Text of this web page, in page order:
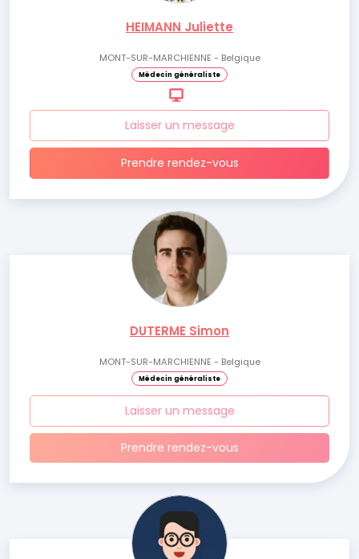
HEIMANN Juliette
MONT-SUR-MARCHIENNE - Belgique
Médecin généraliste
Laisser un message
Prendre rendez-vous
DUTERME Simon
MONT-SUR-MARCHIENNE - Belgique
Médecin généraliste
Laisser un message
Prendre rendez-vous